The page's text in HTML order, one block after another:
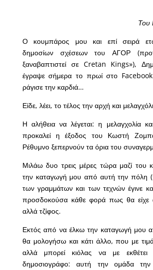
Του
Ο κουμπάρος μου και επί σειρά
δημοσίων σχέσεων του ΑΓΟΡ
ξαναβαπτιστεί σε Cretan Kings»),
έγραψε σήμερα το πρωί στο
ράγισε την καρδιά…
Είδε, λέει, το τέλος την αρχή και
Η αλήθεια να λέγεται: η μελαγχολία
προκαλεί η έξοδος του Κωστή
Ρέθυμνο ξεπερνούν τα όρια του
Μιλάω δυο τρεις μέρες τώρα μαζί του
την καταγωγή μου από αυτή την πόλη
των γραμμάτων και των τεχνών έγινε
προσδοκούσα κάθε φορά πως θα είχε
αλλά τζίφος.
Εκτός από να έλκω την καταγωγή μου
θα μολογήσω και κάτι άλλο, που με
αλλά μπορεί κιόλας να με εκθέτει
δημοσιογράφο: αυτή την ομάδα